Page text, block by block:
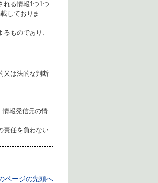
れる情報1つ1つ
しておりま
ものであり、
又は法的な判断
報発信元の情
責任を負わない
ページの先頭へ